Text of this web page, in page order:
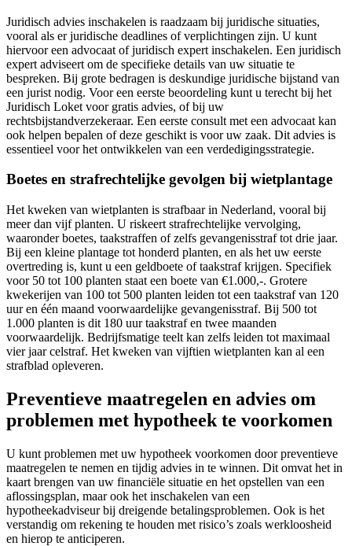
Juridisch advies inschakelen is raadzaam bij juridische situaties,
vooral als er juridische deadlines of verplichtingen zijn. U kunt
hiervoor een advocaat of juridisch expert inschakelen. Een juridisch
expert adviseert om de specifieke details van uw situatie te
bespreken. Bij grote bedragen is deskundige juridische bijstand van
een jurist nodig. Voor een eerste beoordeling kunt u terecht bij het
Juridisch Loket voor gratis advies, of bij uw
rechtsbijstandverzekeraar. Een eerste consult met een advocaat kan
ook helpen bepalen of deze geschikt is voor uw zaak. Dit advies is
essentieel voor het ontwikkelen van een verdedigingsstrategie.
Boetes en strafrechtelijke gevolgen bij wietplantage
Het kweken van wietplanten is strafbaar in Nederland, vooral bij
meer dan vijf planten. U riskeert strafrechtelijke vervolging,
waaronder boetes, taakstraffen of zelfs gevangenisstraf tot drie jaar.
Bij een kleine plantage tot honderd planten, en als het uw eerste
overtreding is, kunt u een geldboete of taakstraf krijgen. Specifiek
voor 50 tot 100 planten staat een boete van €1.000,-. Grotere
kwekerijen van 100 tot 500 planten leiden tot een taakstraf van 120
uur en één maand voorwaardelijke gevangenisstraf. Bij 500 tot
1.000 planten is dit 180 uur taakstraf en twee maanden
voorwaardelijk. Bedrijfsmatige teelt kan zelfs leiden tot maximaal
vier jaar celstraf. Het kweken van vijftien wietplanten kan al een
strafblad opleveren.
Preventieve maatregelen en advies om
problemen met hypotheek te voorkomen
U kunt problemen met uw hypotheek voorkomen door preventieve
maatregelen te nemen en tijdig advies in te winnen. Dit omvat het in
kaart brengen van uw financiële situatie en het opstellen van een
aflossingsplan, maar ook het inschakelen van een
hypotheekadviseur bij dreigende betalingsproblemen. Ook is het
verstandig om rekening te houden met risico’s zoals werkloosheid
en hierop te anticiperen.